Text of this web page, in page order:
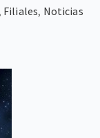
Filiales, Noticias